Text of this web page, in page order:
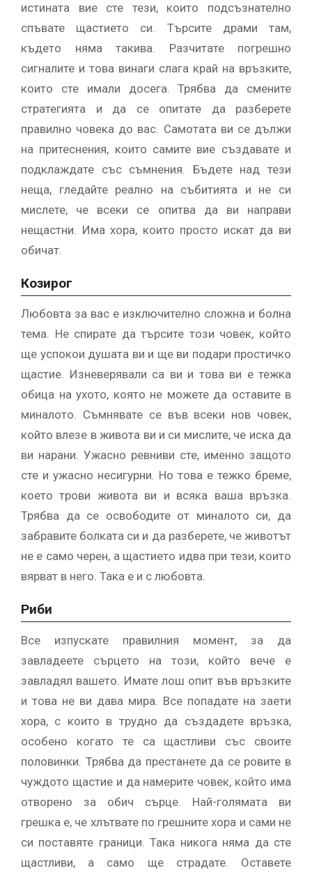
истината вие сте тези, които подсъзнателно
спъвате щастието си. Търсите драми там,
където няма такива. Разчитате погрешно
сигналите и това винаги слага край на връзките,
които сте имали досега. Трябва да смените
стратегията и да се опитате да разберете
правилно човека до вас. Самотата ви се дължи
на притеснения, които самите вие създавате и
подклаждате със съмнения. Бъдете над тези
неща, гледайте реално на събитията и не си
мислете, че всеки се опитва да ви направи
нещастни. Има хора, които просто искат да ви
обичат.
Козирог
Любовта за вас е изключително сложна и болна
тема. Не спирате да търсите този човек, който
ще успокои душата ви и ще ви подари простичко
щастие. Изневерявали са ви и това ви е тежка
обица на ухото, която не можете да оставите в
миналото. Съмнявате се във всеки нов човек,
който влезе в живота ви и си мислите, че иска да
ви нарани. Ужасно ревниви сте, именно защото
сте и ужасно несигурни. Но това е тежко бреме,
което трови живота ви и всяка ваша връзка.
Трябва да се освободите от миналото си, да
забравите болката си и да разберете, че животът
не е само черен, а щастието идва при тези, които
вярват в него. Така е и с любовта.
Риби
Все изпускате правилния момент, за да
завладеете сърцето на този, който вече е
завладял вашето. Имате лош опит във връзките
и това не ви дава мира. Все попадате на заети
хора, с които в трудно да създадете връзка,
особено когато те са щастливи със своите
половинки. Трябва да престанете да се ровите в
чуждото щастие и да намерите човек, който има
отворено за обич сърце. Най-голямата ви
грешка е, че хлътвате по грешните хора и сами не
си поставяте граници. Така никога няма да сте
щастливи, а само ще страдате. Оставете